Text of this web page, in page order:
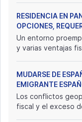
RESIDENCIA EN
OPCIONES,
Un entorno
y varias ventajas
MUDARSE DE
EMIGRANTE
Los conflictos
fiscal y el exceso